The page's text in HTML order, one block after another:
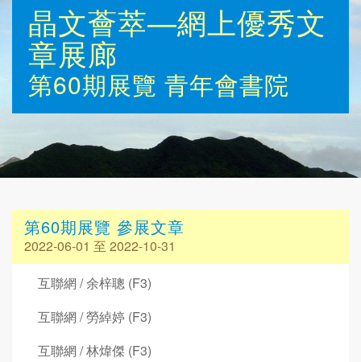
晶文薈萃—網上優秀文
章展廊
第60期展覽 青年會書院
第60期展覽 參展文章
2022-06-01 至 2022-10-31
互聯網 / 余梓聰 (F3)
互聯網 / 勞綽婷 (F3)
互聯網 / 林煒傑 (F3)